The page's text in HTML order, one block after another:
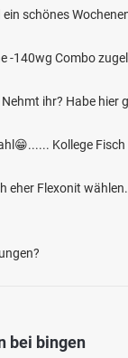
schönes
-140wg Combo
ihr? Habe hier
Kollege
eher Flexonit wählen.
bei bingen